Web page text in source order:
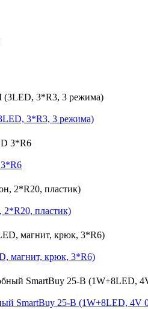
3*R3, 3 режима)
пластик)
магнит, крюк, 3*R6)
SmartBuy 25-B (1W+8LED, 4V